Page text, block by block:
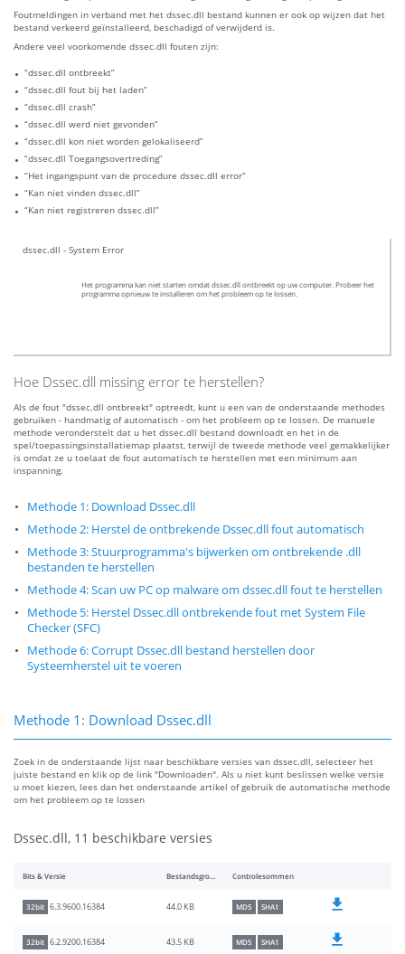
Foutmeldingen in verband met het dssec.dll bestand kunnen er ook op wijzen dat het
bestand verkeerd geïnstalleerd, beschadigd of verwijderd is.
Andere veel voorkomende dssec.dll fouten zijn:
“dssec.dll ontbreekt”
“dssec.dll fout bij het laden”
“dssec.dll crash”
“dssec.dll werd niet gevonden”
“dssec.dll kon niet worden gelokaliseerd”
“dssec.dll Toegangsovertreding”
“Het ingangspunt van de procedure dssec.dll error”
“Kan niet vinden dssec.dll”
“Kan niet registreren dssec.dll”
dssec.dll - System Error
Het programma kan niet starten omdat dssec.dll ontbreekt op uw computer. Probeer het
programma opnieuw te installeren om het probleem op te lossen.
Hoe Dssec.dll missing error te herstellen?
Als de fout "dssec.dll ontbreekt" optreedt, kunt u een van de onderstaande methodes
gebruiken - handmatig of automatisch - om het probleem op te lossen. De manuele
methode veronderstelt dat u het dssec.dll bestand downloadt en het in de
spel/toepassingsinstallatiemap plaatst, terwijl de tweede methode veel gemakkelijker
is omdat ze u toelaat de fout automatisch te herstellen met een minimum aan
inspanning.
Methode 1: Download Dssec.dll
Methode 2: Herstel de ontbrekende Dssec.dll fout automatisch
Methode 3: Stuurprogramma's bijwerken om ontbrekende .dll
bestanden te herstellen
Methode 4: Scan uw PC op malware om dssec.dll fout te herstellen
Methode 5: Herstel Dssec.dll ontbrekende fout met System File
Checker (SFC)
Methode 6: Corrupt Dssec.dll bestand herstellen door
Systeemherstel uit te voeren
Methode 1: Download Dssec.dll
Zoek in de onderstaande lijst naar beschikbare versies van dssec.dll, selecteer het
juiste bestand en klik op de link "Downloaden". Als u niet kunt beslissen welke versie
u moet kiezen, lees dan het onderstaande artikel of gebruik de automatische methode
om het probleem op te lossen
Dssec.dll, 11 beschikbare versies
Bits & Versie Bestandsgrootte Controlesommen
32bit 6.3.9600.16384 44.0 KB MD5 SHA1
32bit 6.2.9200.16384 43.5 KB MD5 SHA1